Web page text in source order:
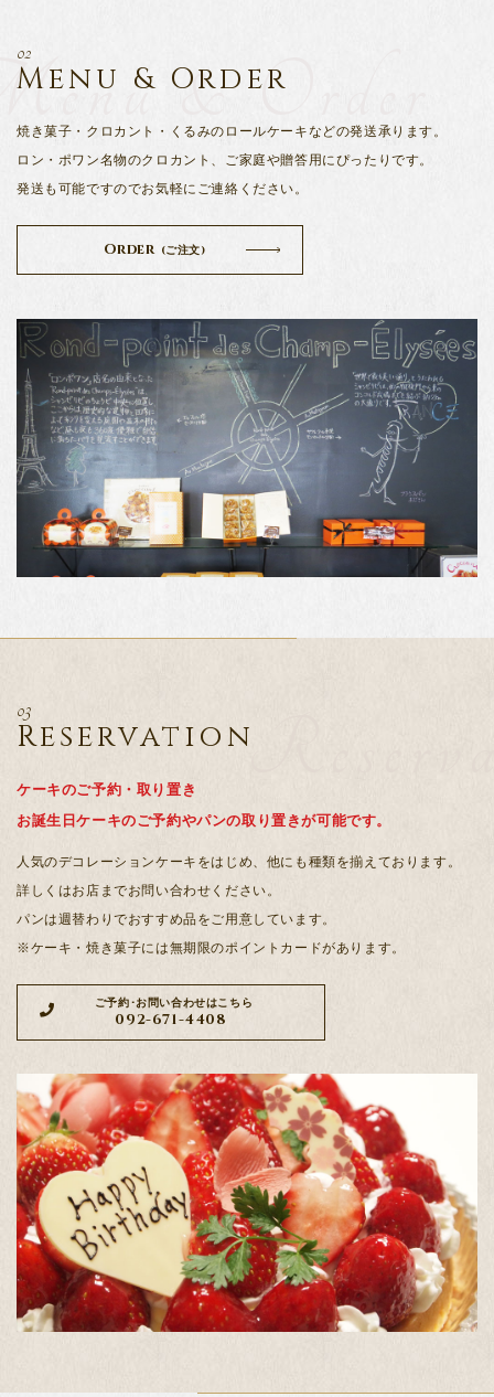
& Order
02
Menu & Order
焼き菓子・クロカント・くるみのロールケーキなどの発送承ります。
ロン・ポワン名物のクロカント、ご家庭や贈答用にぴったりです。
発送も可能ですのでお気軽にご連絡ください。
Order (ご注文)
03
Reservation
ケーキのご予約・取り置き
お誕生日ケーキのご予約やパンの取り置きが可能です。
人気のデコレーションケーキをはじめ、他にも種類を揃えております。
詳しくはお店までお問い合わせください。
パンは週替わりでおすすめ品をご用意しています。
※ケーキ・焼き菓子には無期限のポイントカードがあります。
ご予約･お問い合わせはこちら
092-671-4408